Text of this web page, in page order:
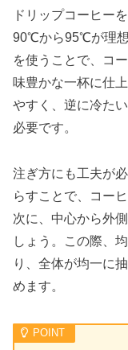
ドリップコーヒー
90℃から95℃が理想
を使うことで、コ
味豊かな一杯に仕
やすく、逆に冷た
必要です。
注ぎ方にも工夫が
らすことで、コー
次に、中心から外
しょう。この際、
り、全体が均一に
めます。